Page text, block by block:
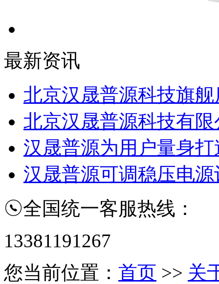
最新资讯
北京汉晟普源科技旗
北京汉晟普源科技有
汉晟普源为用户量身
汉晟普源可调稳压电
全国统一客服热线：
13381191267
您当前位置： 首页 >> 关